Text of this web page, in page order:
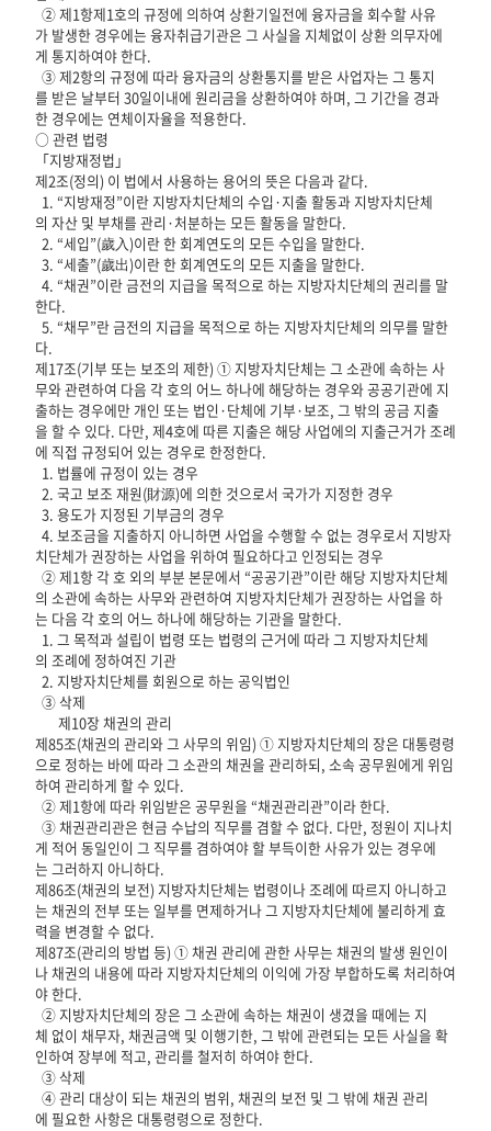
② 제1항제1호의 규정에 의하여 상환기일전에 융자금을 회수할 사유
가 발생한 경우에는 융자취급기관은 그 사실을 지체없이 상환 의무자에
게 통지하여야 한다.
③ 제2항의 규정에 따라 융자금의 상환통지를 받은 사업자는 그 통지
를 받은 날부터 30일이내에 원리금을 상환하여야 하며, 그 기간을 경과
한 경우에는 연체이자율을 적용한다.
○ 관련 법령
「지방재정법」
제2조(정의) 이 법에서 사용하는 용어의 뜻은 다음과 같다.
1. “지방재정”이란 지방자치단체의 수입·지출 활동과 지방자치단체
의 자산 및 부채를 관리·처분하는 모든 활동을 말한다.
2. “세입”(歲入)이란 한 회계연도의 모든 수입을 말한다.
3. “세출”(歲出)이란 한 회계연도의 모든 지출을 말한다.
4. “채권”이란 금전의 지급을 목적으로 하는 지방자치단체의 권리를 말
한다.
5. “채무”란 금전의 지급을 목적으로 하는 지방자치단체의 의무를 말한
다.
제17조(기부 또는 보조의 제한) ① 지방자치단체는 그 소관에 속하는 사
무와 관련하여 다음 각 호의 어느 하나에 해당하는 경우와 공공기관에 지
출하는 경우에만 개인 또는 법인·단체에 기부·보조, 그 밖의 공금 지출
을 할 수 있다. 다만, 제4호에 따른 지출은 해당 사업에의 지출근거가 조례
에 직접 규정되어 있는 경우로 한정한다.
1. 법률에 규정이 있는 경우
2. 국고 보조 재원(財源)에 의한 것으로서 국가가 지정한 경우
3. 용도가 지정된 기부금의 경우
4. 보조금을 지출하지 아니하면 사업을 수행할 수 없는 경우로서 지방자
치단체가 권장하는 사업을 위하여 필요하다고 인정되는 경우
② 제1항 각 호 외의 부분 본문에서 “공공기관”이란 해당 지방자치단체
의 소관에 속하는 사무와 관련하여 지방자치단체가 권장하는 사업을 하
는 다음 각 호의 어느 하나에 해당하는 기관을 말한다.
1. 그 목적과 설립이 법령 또는 법령의 근거에 따라 그 지방자치단체
의 조례에 정하여진 기관
2. 지방자치단체를 회원으로 하는 공익법인
③ 삭제
제10장 채권의 관리
제85조(채권의 관리와 그 사무의 위임) ① 지방자치단체의 장은 대통령령
으로 정하는 바에 따라 그 소관의 채권을 관리하되, 소속 공무원에게 위임
하여 관리하게 할 수 있다.
② 제1항에 따라 위임받은 공무원을 “채권관리관”이라 한다.
③ 채권관리관은 현금 수납의 직무를 겸할 수 없다. 다만, 정원이 지나치
게 적어 동일인이 그 직무를 겸하여야 할 부득이한 사유가 있는 경우에
는 그러하지 아니하다.
제86조(채권의 보전) 지방자치단체는 법령이나 조례에 따르지 아니하고
는 채권의 전부 또는 일부를 면제하거나 그 지방자치단체에 불리하게 효
력을 변경할 수 없다.
제87조(관리의 방법 등) ① 채권 관리에 관한 사무는 채권의 발생 원인이
나 채권의 내용에 따라 지방자치단체의 이익에 가장 부합하도록 처리하여
야 한다.
② 지방자치단체의 장은 그 소관에 속하는 채권이 생겼을 때에는 지
체 없이 채무자, 채권금액 및 이행기한, 그 밖에 관련되는 모든 사실을 확
인하여 장부에 적고, 관리를 철저히 하여야 한다.
③ 삭제
④ 관리 대상이 되는 채권의 범위, 채권의 보전 및 그 밖에 채권 관리
에 필요한 사항은 대통령령으로 정한다.